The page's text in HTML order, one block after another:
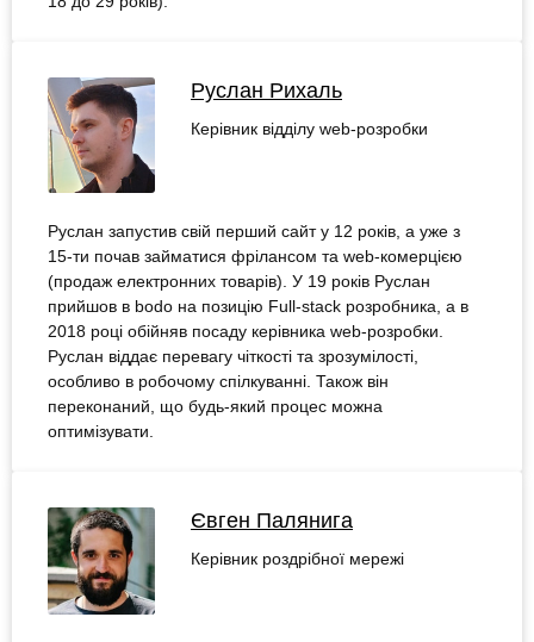
Руслан Рихаль
Керівник відділу web-розробки
Руслан запустив свій перший сайт у 12 років, а уже з
15-ти почав займатися фрілансом та web-комерцією
(продаж електронних товарів). У 19 років Руслан
прийшов в bodo на позицію Full-stack розробника, а в
2018 році обійняв посаду керівника web-розробки.
Руслан віддає перевагу чіткості та зрозумілості,
особливо в робочому спілкуванні. Також він
переконаний, що будь-який процес можна
оптимізувати.
Євген Палянига
Керівник роздрібної мережі